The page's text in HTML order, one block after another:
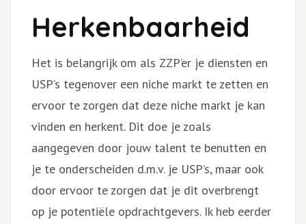
Herkenbaarheid
Het is belangrijk om als ZZP’er je diensten en
USP’s tegenover een niche markt te zetten en
ervoor te zorgen dat deze niche markt je kan
vinden en herkent. Dit doe je zoals
aangegeven door jouw talent te benutten en
je te onderscheiden d.m.v. je USP’s, maar ook
door ervoor te zorgen dat je dit overbrengt
op je potentiële opdrachtgevers. Ik heb eerder